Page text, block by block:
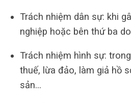
Trách nhiệm dân sự: khi
nghiệp hoặc bên thứ ba
Trách nhiệm hình sự:
thuế, lừa đảo, làm giả hồ
sản…